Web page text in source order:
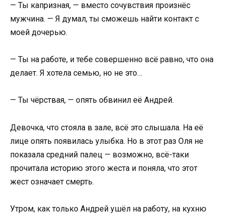
— Ты капризная, — вместо сочувствия произнёс
мужчина. — Я думал, ты сможешь найти контакт с
моей дочерью.
— Ты на работе, и тебе совершенно всё равно, что она
делает. Я хотела семью, но не это…
— Ты чёрствая, — опять обвинил её Андрей.
Девочка, что стояла в зале, всё это слышала. На её
лице опять появилась улыбка. Но в этот раз Оля не
показала средний палец — возможно, всё-таки
прочитала историю этого жеста и поняла, что этот
жест означает смерть.
Утром, как только Андрей ушёл на работу, на кухню